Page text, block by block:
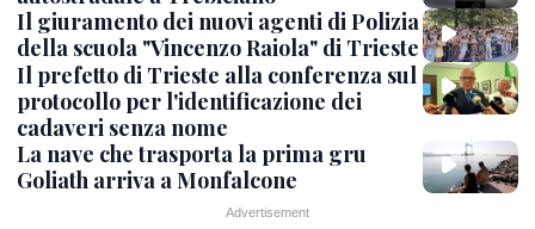
Il giuramento dei nuovi agenti di Polizia
della scuola "Vincenzo Raiola" di Trieste
Il prefetto di Trieste alla conferenza sul
protocollo per l'identificazione dei
cadaveri senza nome
La nave che trasporta la prima gru
Goliath arriva a Monfalcone